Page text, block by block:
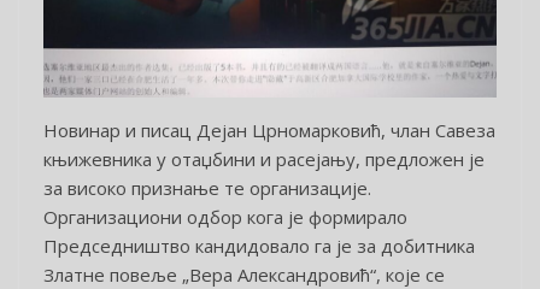
Новинар и писац Дејан Црномарковић, члан Савеза
књижевника у отаџбини и расејању, предложен је
за високо признање те организације.
Организациони одбор кога је формирало
Председништво кандидовало га је за добитника
Златне повеље „Вера Александровић“, које се